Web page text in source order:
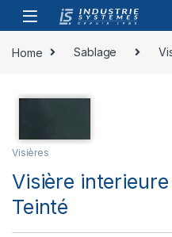
Skip to navigation
Skip to content
Home Sablage
Visières
Visière
Teinté